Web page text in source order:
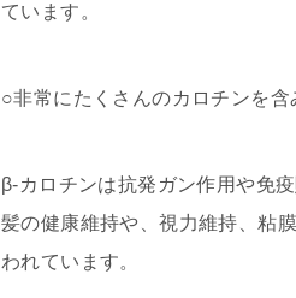
ています。
○非常にたくさんのカロチンを含
β-カロチンは抗発ガン作用や免
髪の健康維持や、視力維持、粘
われています。